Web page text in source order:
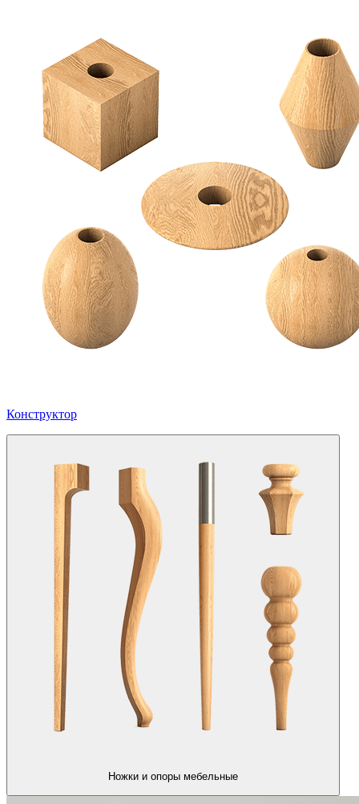
Конструктор
Ножки и опоры мебельные